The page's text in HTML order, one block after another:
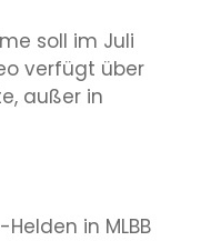
soll im Juli
verfügt über
außer in
in MLBB